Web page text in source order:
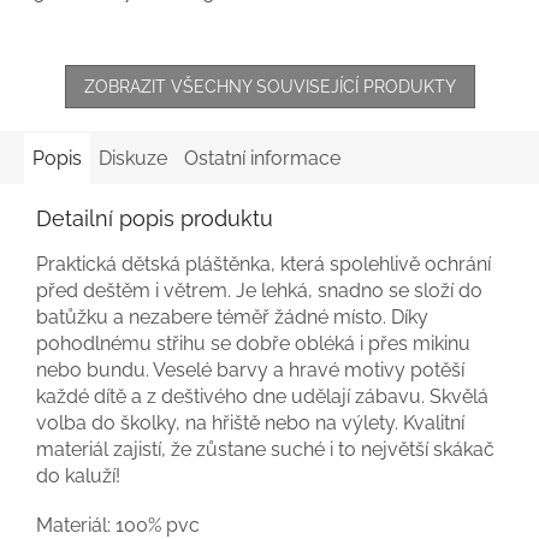
ZOBRAZIT VŠECHNY SOUVISEJÍCÍ PRODUKTY
Popis Diskuze Ostatní informace
Detailní popis produktu
Praktická dětská pláštěnka, která spolehlivě ochrání
před deštěm i větrem. Je lehká, snadno se složí do
batůžku a nezabere téměř žádné místo. Díky
pohodlnému střihu se dobře obléká i přes mikinu
nebo bundu. Veselé barvy a hravé motivy potěší
každé dítě a z deštivého dne udělají zábavu. Skvělá
volba do školky, na hřiště nebo na výlety. Kvalitní
materiál zajistí, že zůstane suché i to největší skákač
do kaluží!
Materiál: 100% pvc